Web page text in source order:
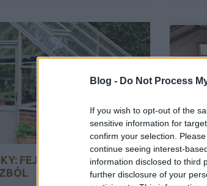
Blog - Do Not Process
If you wish to opt-out of the
sensitive information for
confirm your selection.
continue seeing interest-
information disclosed to third
further disclosure of your
FEJEZETEK AZ
BY:BDK